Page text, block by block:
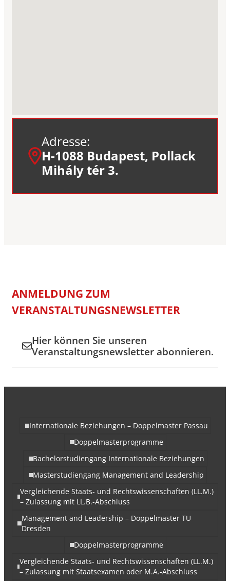
Adresse:
H-1088 Budapest, Pollack
Mihály tér 3.
ANMELDUNG ZUM
VERANSTALTUNGSNEWSLETTER
Hier können Sie unseren
Veranstaltungsnewsletter abonnieren.
Internationale Beziehungen – Doppelmaster Passau
Doppelmasterprogramme
Bachelorstudiengang Internationale Beziehungen
Masterstudiengang Management and Leadership
Vergleichende Staats- und Rechtswissenschaften (LL.M.)
– Zulassung mit LL.B.-Abschluss
Management and Leadership – Doppelmaster TU
Dresden
Doppelmasterprogramme
Vergleichende Staats- und Rechtswissenschaften (LL.M.)
– Zulassung mit Staatsexamen oder M.A.-Abschluss